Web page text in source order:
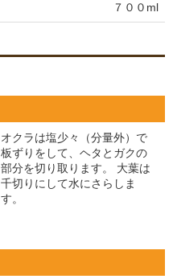
７００ml
オクラは塩少々（分量外）で
板ずりをして、ヘタとガクの
部分を切り取ります。 大葉は
千切りにして水にさらしま
す。